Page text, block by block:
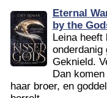
Eternal
by the
Leina heeft
onderdanig
Geknield.
Dan
haar broer, en